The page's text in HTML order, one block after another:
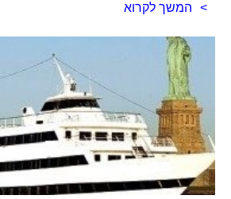
המשך לקרוא